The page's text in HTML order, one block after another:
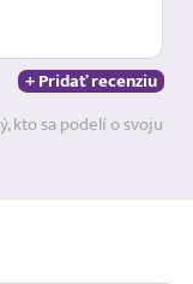
+ Pridať recenziu
kto sa podelí o svoju